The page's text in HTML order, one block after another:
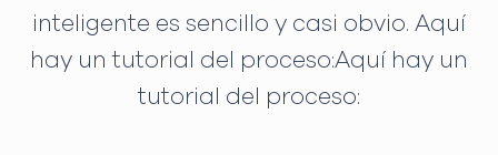
inteligente es sencillo y casi obvio. Aquí
hay un tutorial del proceso:Aquí hay un
tutorial del proceso: